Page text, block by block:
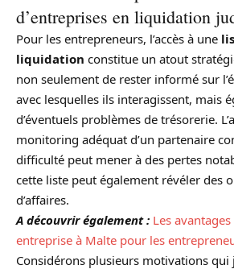
d’entreprises en liquidation
Pour les entrepreneurs, l’accès à une
liquidation constitue un atout
non seulement de rester informé sur
avec lesquelles ils interagissent, mais
d’éventuels problèmes de trésorerie.
monitoring adéquat d’un partenaire
difficulté peut mener à des pertes
cette liste peut également révéler des
d’affaires.
A découvrir également : Les
entreprise à Malte pour les
Considérons plusieurs motivations